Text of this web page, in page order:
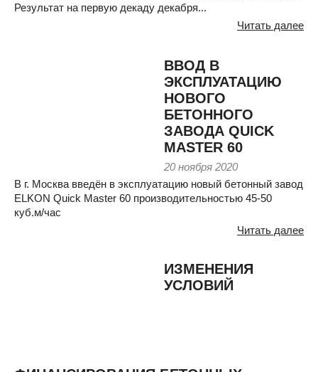
Результат на первую декаду декабря...
Читать далее
ВВОД В
ЭКСПЛУАТАЦИЮ
НОВОГО
БЕТОННОГО
ЗАВОДА QUICK
MASTER 60
20 ноября 2020
В г. Москва введён в эксплуатацию новый бетонный завод
ELKON Quick Master 60 производительностью 45-50
куб.м/час
Читать далее
ИЗМЕНЕНИЯ
УСЛОВИЙ